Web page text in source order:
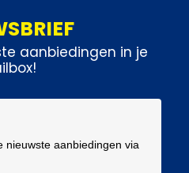
aanbiedingen in je
nieuwste aanbiedingen via